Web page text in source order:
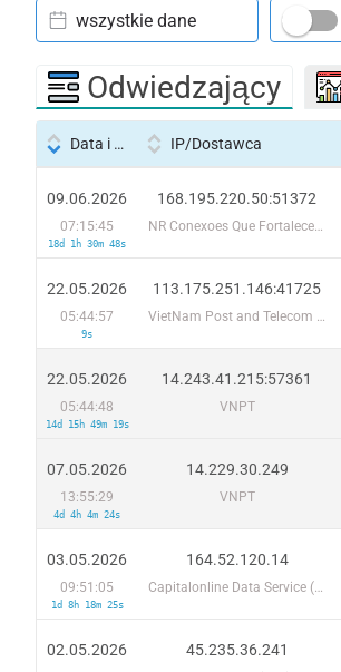
wszystkie dane
Odwiedzający
Data i godzina IP/Dostawca
09.06.2026
07:15:45
18d 1h 30m 48s
168.195.220.50:51372
NR Conexoes Que Fortalecem
22.05.2026
05:44:57
9s
113.175.251.146:41725
VietNam Post and Telecom Corporation
22.05.2026
05:44:48
14d 15h 49m 19s
14.243.41.215:57361
VNPT
07.05.2026
13:55:29
4d 4h 4m 24s
14.229.30.249
VNPT
03.05.2026
09:51:05
1d 8h 18m 25s
164.52.120.14
Capitalonline Data Service (HK) Co
02.05.2026 45.235.36.241